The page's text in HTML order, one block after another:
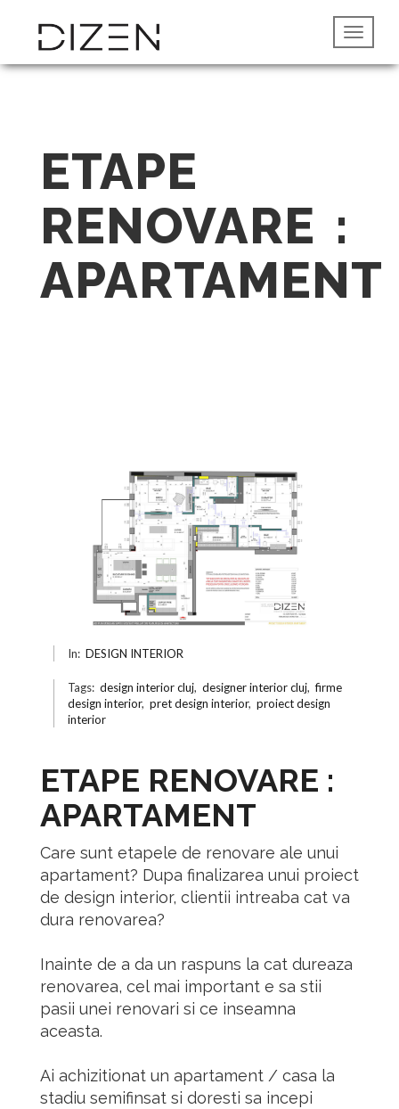
ETAPE
RENOVARE :
APARTAMENT
In: DESIGN INTERIOR
Tags: design interior cluj, designer interior cluj, firme
design interior, pret design interior, proiect design
interior
ETAPE RENOVARE :
APARTAMENT
Care sunt etapele de renovare ale unui
apartament? Dupa finalizarea unui proiect
de design interior, clientii intreaba cat va
dura renovarea?
Inainte de a da un raspuns la cat dureaza
renovarea, cel mai important e sa stii
pasii unei renovari si ce inseamna
aceasta.
Ai achizitionat un apartament / casa la
stadiu semifinsat si doresti sa incepi